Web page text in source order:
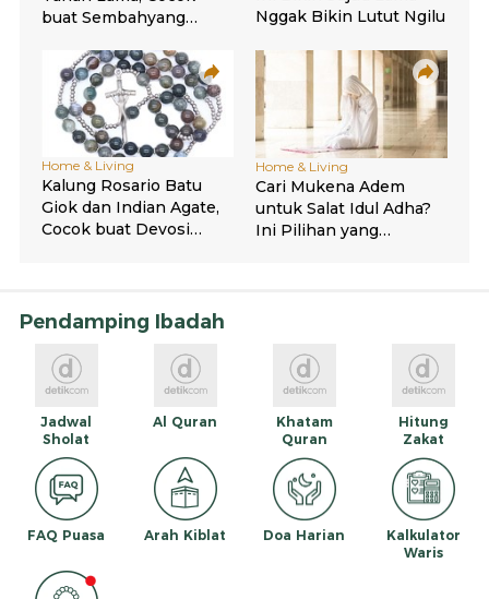
Pendamping Ibadah
Jadwal
Sholat
Al Quran
Khatam
Quran
Hitung
Zakat
FAQ Puasa Arah Kiblat Doa Harian
Kalkulator
Waris